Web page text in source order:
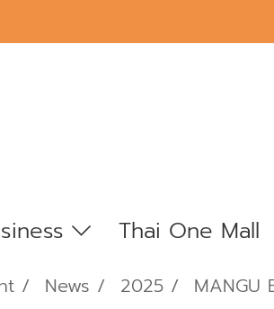
Thai One Mall
News 2025 MANGU